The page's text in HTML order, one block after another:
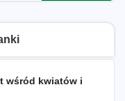
wśród kwiatów i